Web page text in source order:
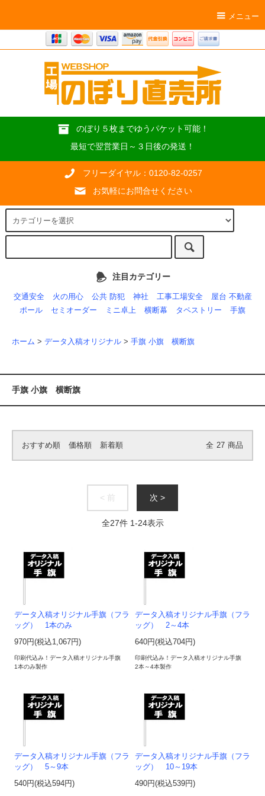
メニュー
のぼり５枚までゆうパケット可能！
最短で翌営業日～３日後の発送！
フリーダイヤル：0120-82-0257
お気軽にお問合せください
注目カテゴリー
交通安全 火の用心 公共 防犯 神社 工事工場安全
屋台 不動産
ポール
セミオーダー ミニ卓上 横断幕 タペストリー 手旗
ホーム > データ入稿オリジナル > 手旗 小旗 横断旗
手旗 小旗 横断旗
おすすめ順 価格順 新着順 全 27 商品
< 前 次 >
全27件 1-24表示
データ入稿オリジナル手旗（フラ
ッグ） 1本のみ
970円(税込1,067円)
印刷代込み！データ入稿オリジナル手旗
1本のみ製作
データ入稿オリジナル手旗（フラ
ッグ） 2～4本
640円(税込704円)
印刷代込み！データ入稿オリジナル手旗
2本～4本製作
データ入稿オリジナル手旗（フラ
ッグ） 5～9本
540円(税込594円)
データ入稿オリジナル手旗（フラ
ッグ） 10～19本
490円(税込539円)